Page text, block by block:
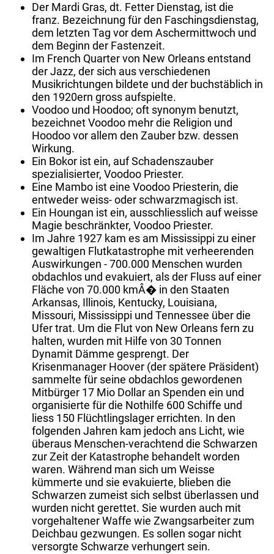
Der Mardi Gras, dt. Fetter Dienstag, ist die
franz. Bezeichnung für den Faschingsdienstag,
dem letzten Tag vor dem Aschermittwoch und
dem Beginn der Fastenzeit.
Im French Quarter von New Orleans entstand
der Jazz, der sich aus verschiedenen
Musikrichtungen bildete und der buchstäblich in
den 1920ern gross aufspielte.
Voodoo und Hoodoo; oft synonym benutzt,
bezeichnet Voodoo mehr die Religion und
Hoodoo vor allem den Zauber bzw. dessen
Wirkung.
Ein Bokor ist ein, auf Schadenszauber
spezialisierter, Voodoo Priester.
Eine Mambo ist eine Voodoo Priesterin, die
entweder weiss- oder schwarzmagisch ist.
Ein Houngan ist ein, ausschliesslich auf weisse
Magie beschränkter, Voodoo Priester.
Im Jahre 1927 kam es am Mississippi zu einer
gewaltigen Flutkatastrophe mit verheerenden
Auswirkungen - 700.000 Menschen wurden
obdachlos und evakuiert, als der Fluss auf einer
Fläche von 70.000 kmÂ� in den Staaten
Arkansas, Illinois, Kentucky, Louisiana,
Missouri, Mississippi und Tennessee über die
Ufer trat. Um die Flut von New Orleans fern zu
halten, wurden mit Hilfe von 30 Tonnen
Dynamit Dämme gesprengt. Der
Krisenmanager Hoover (der spätere Präsident)
sammelte für seine obdachlos gewordenen
Mitbürger 17 Mio Dollar an Spenden ein und
organisierte für die Nothilfe 600 Schiffe und
liess 150 Flüchtlingslager errichten. In den
folgenden Jahren kam jedoch ans Licht, wie
überaus Menschen-verachtend die Schwarzen
zur Zeit der Katastrophe behandelt worden
waren. Während man sich um Weisse
kümmerte und sie evakuierte, blieben die
Schwarzen zumeist sich selbst überlassen und
wurden nicht gerettet. Sie wurden auch mit
vorgehaltener Waffe wie Zwangsarbeiter zum
Deichbau gezwungen. Es sollen sogar nicht
versorgte Schwarze verhungert sein.